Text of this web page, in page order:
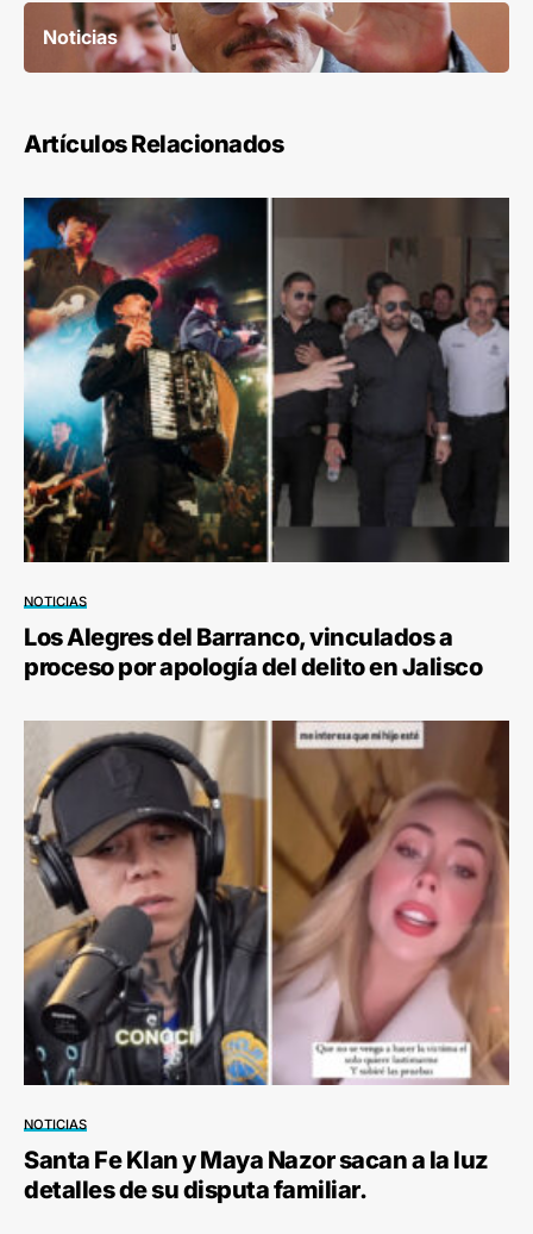
Noticias
Artículos Relacionados
NOTICIAS
Los Alegres del Barranco, vinculados a
proceso por apología del delito en Jalisco
NOTICIAS
Santa Fe Klan y Maya Nazor sacan a la luz
detalles de su disputa familiar.